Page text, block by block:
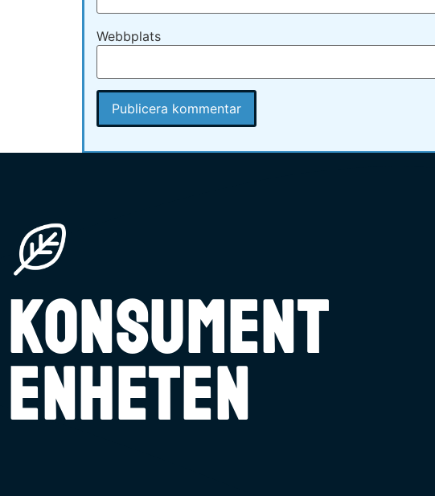
Webbplats
Konsument
enheten